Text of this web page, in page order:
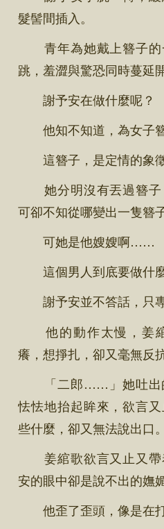
髮髻間插入。
青年為她戴上簪子的
跳，羞澀與驚恐同時蔓延開
謝予安在做什麼呢？
他知不知道，為女子
這簪子，是定情的象徵
她分明沒有丟過簪子
可卻不知從哪變出一隻簪
可她是他嫂嫂啊……
這個男人到底要做什
謝予安並不答話，只專
他的動作太慢，姜
癢，想掙扎，卻又毫無反
「二郎……」她吐出的
怯怯地抬起眸來，欲言
些什麼，卻又無法說出口。
姜綰歌欲言又止又帶
安的眼中卻是說不出的嫵
他歪了歪頭，像是在打